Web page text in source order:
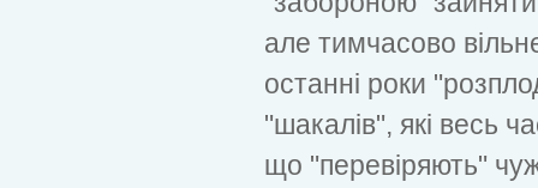
але тимчасово
останні роки
"шакалів", які весь
що "перевіряють"